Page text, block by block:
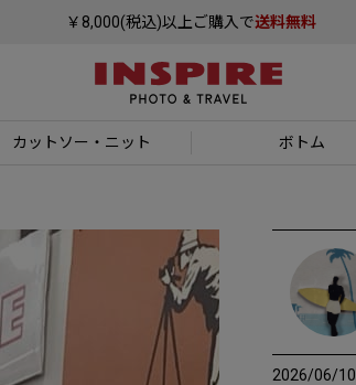
￥8,000(税込)以上ご購入で送料無料
カットソー ・ニット ボトム
2026/06/10